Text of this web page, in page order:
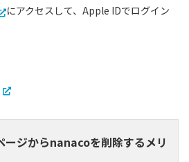
にアクセスして、Apple IDでログイン
ジからnanacoを削除するメリ